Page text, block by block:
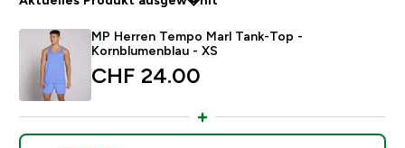
MP Herren Tempo Marl Tank-Top -
Kornblumenblau - XS
CHF 24.00‎